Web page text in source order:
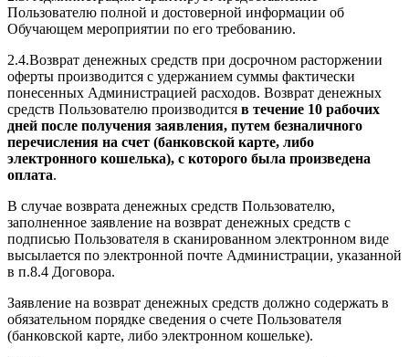
Пользователю полной и достоверной информации об
Обучающем мероприятии по его требованию.
2.4.Возврат денежных средств при досрочном расторжении
оферты производится с удержанием суммы фактически
понесенных Администрацией расходов. Возврат денежных
средств Пользователю производится в течение 10 рабочих
дней после получения заявления, путем безналичного
перечисления на счет (банковской карте, либо
электронного кошелька), с которого была произведена
оплата.
В случае возврата денежных средств Пользователю,
заполненное заявление на возврат денежных средств с
подписью Пользователя в сканированном электронном виде
высылается по электронной почте Администрации, указанной
в п.8.4 Договора.
Заявление на возврат денежных средств должно содержать в
обязательном порядке сведения о счете Пользователя
(банковской карте, либо электронном кошельке).